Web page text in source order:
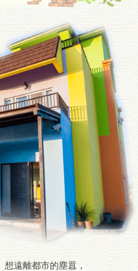
遠離都市的塵囂，